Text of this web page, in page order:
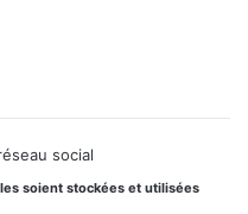
social
soient stockées et utilisées